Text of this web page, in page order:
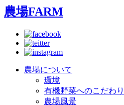
農場FARM
農場について
環境
有機野菜へのこだわり
農場風景